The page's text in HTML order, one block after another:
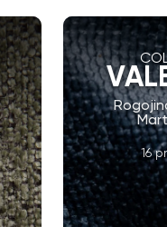
16